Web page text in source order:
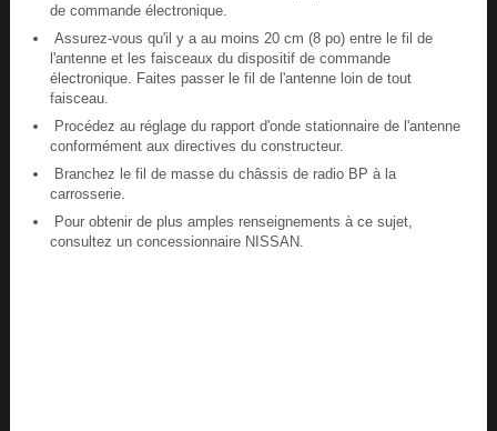
de commande électronique.
Assurez-vous qu'il y a au moins 20 cm (8 po) entre le fil de
l'antenne et les faisceaux du dispositif de commande
électronique. Faites passer le fil de l'antenne loin de tout
faisceau.
Procédez au réglage du rapport d'onde stationnaire de l'antenne
conformément aux directives du constructeur.
Branchez le fil de masse du châssis de radio BP à la
carrosserie.
Pour obtenir de plus amples renseignements à ce sujet,
consultez un concessionnaire NISSAN.